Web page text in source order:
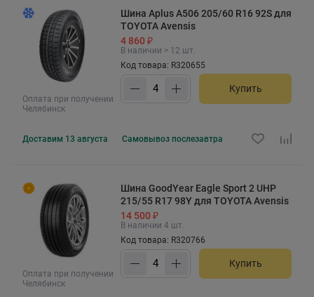
Оплата при получении
Челябинск
Шина Aplus A506 205/60 R16 92S для
TOYOTA Avensis
4 860 ₽
В наличии > 12 шт.
Код товара: R320655
Купить
Доставим 13 августа Самовывоз послезавтра
Оплата при получении
Челябинск
Шина GoodYear Eagle Sport 2 UHP
215/55 R17 98Y для TOYOTA Avensis
14 500 ₽
В наличии 4 шт.
Код товара: R320766
Купить